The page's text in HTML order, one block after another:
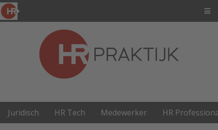
Juridisch HR Tech Medewerker HR